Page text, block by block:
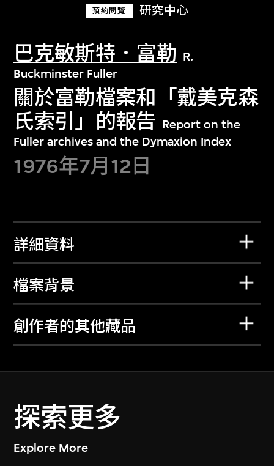
預約閱覽 研究中心
巴克敏斯特．富勒 R.
Buckminster Fuller
關於富勒檔案和「戴美克森
氏索引」的報告 Report on the
Fuller archives and the Dymaxion Index
1976年7月12日
詳細資料
檔案背景
創作者的其他藏品
探索更多
Explore More
探索世界頂級的二十及二十一世紀視覺
文化藏品。